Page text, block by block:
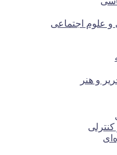
علوم اجتماعی
و هنر
کنترلی